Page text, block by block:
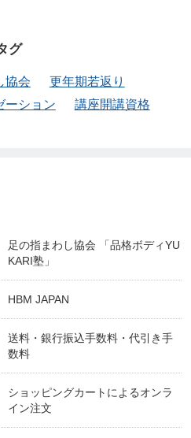
らせしますので、カウン
をお書き下さい。
を使って説明します。
グ
協会
更年期若返り
ーション 講座開講資格
足の指まわし協会 「品格ボディYU
KARI塾」
HBM JAPAN
送料・銀行振込手数料・代引き手
数料
ショッピングカートによるオンラ
イン注文